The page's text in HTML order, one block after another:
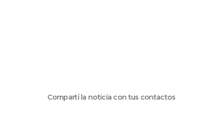
Compartí la noticia con tus contactos